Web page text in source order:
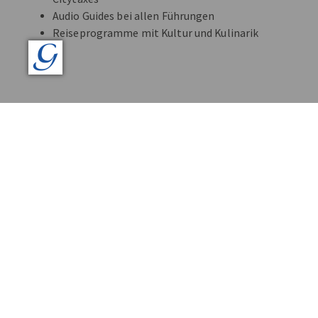
Audio Guides bei allen Führungen
Reiseprogramme mit Kultur und Kulinarik